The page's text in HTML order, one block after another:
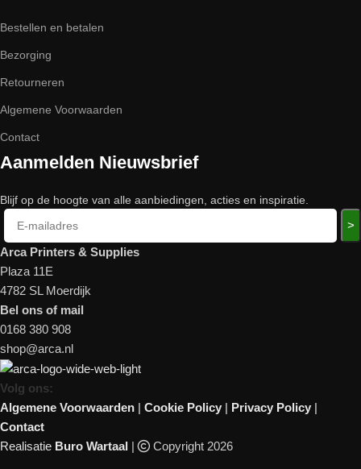
Bestellen en betalen
Bezorging
Retourneren
Algemene Voorwaarden
Contact
Aanmelden Nieuwsbrief
Blijf op de hoogte van alle aanbiedingen, acties en inspiratie.
>
Arca Printers & Supplies
Plaza 11E
4782 SL Moerdijk
Bel ons of mail
0168 380 908
shop@arca.nl
Volg ons:
Algemene Voorwaarden | Cookie Policy | Privacy Policy |
Contact
Realisatie Buro Wartaal | Copyright 2026